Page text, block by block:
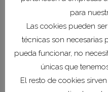
http://
Histórico de
para
Las cookies pueden
técnicas son necesarias
pueda funcionar, no
únicas que
El resto de cookies